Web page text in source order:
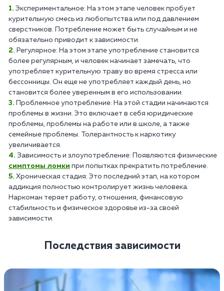
Экспериментальное: На этом этапе человек пробует
курительную смесь из любопытства или под давлением
сверстников. Потребление может быть случайным и не
обязательно приводит к зависимости.
Регулярное: На этом этапе употребление становится
более регулярным, и человек начинает замечать, что
употребляет курительную траву во время стресса или
бессонницы. Он еще не употребляет каждый день, но
становится более уверенным в его использовании.
Проблемное употребление: На этой стадии начинаются
проблемы в жизни. Это включает в себя юридические
проблемы, проблемы на работе или в школе, а также
семейные проблемы. Толерантность к наркотику
увеличивается.
Зависимость и злоупотребление: Появляются физические
симптомы ломки при попытках прекратить потребление.
Хроническая стадия: Это последний этап, на котором
аддикция полностью контролирует жизнь человека.
Наркоман теряет работу, отношения, финансовую
стабильность и физическое здоровье из-за своей
зависимости.
Последствия зависимости